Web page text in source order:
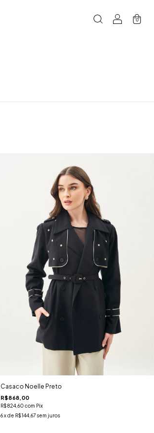
0
Casaco Noelle Preto
R$868,00
R$824,60com Pix
6x de R$144,67 sem juros